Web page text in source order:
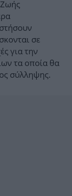
σε
για την
τα οποία θα
σύλληψης.